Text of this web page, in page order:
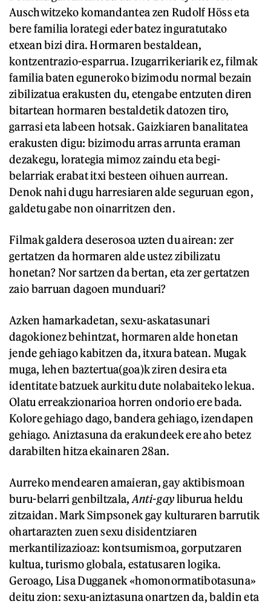
Auschwitzeko komandantea zen Rudolf Höss eta
bere familia lorategi eder batez inguratutako
etxean bizi dira. Hormaren bestaldean,
kontzentrazio-esparrua. Izugarrikeriarik ez, filmak
familia baten eguneroko bizimodu normal bezain
zibilizatua erakusten du, etengabe entzuten diren
bitartean hormaren bestaldetik datozen tiro,
garrasi eta labeen hotsak. Gaizkiaren banalitatea
erakusten digu: bizimodu arras arrunta eraman
dezakegu, lorategia mimoz zaindu eta begi-
belarriak erabat itxi besteen oihuen aurrean.
Denok nahi dugu harresiaren alde seguruan egon,
galdetu gabe non oinarritzen den.
Filmak galdera deserosoa uzten du airean: zer
gertatzen da hormaren alde ustez zibilizatu
honetan? Nor sartzen da bertan, eta zer gertatzen
zaio barruan dagoen munduari?
Azken hamarkadetan, sexu-askatasunari
dagokionez behintzat, hormaren alde honetan
jende gehiago kabitzen da, itxura batean. Mugak
muga, lehen baztertua(goa)k ziren desira eta
identitate batzuek aurkitu dute nolabaiteko lekua.
Olatu erreakzionarioa horren ondorio ere bada.
Kolore gehiago dago, bandera gehiago, izendapen
gehiago. Aniztasuna da erakundeek ere aho betez
darabilten hitza ekainaren 28an.
Aurreko mendearen amaieran, gay aktibismoan
buru-belarri genbiltzala, Anti-gayliburua heldu
zitzaidan. Mark Simpsonek gay kulturaren barrutik
ohartarazten zuen sexu disidentziaren
merkantilizazioaz: kontsumismoa, gorputzaren
kultua, turismo globala, estatusaren logika.
Geroago, Lisa Dugganek «homonormatibotasuna»
deitu zion: sexu-aniztasuna onartzen da, baldin eta